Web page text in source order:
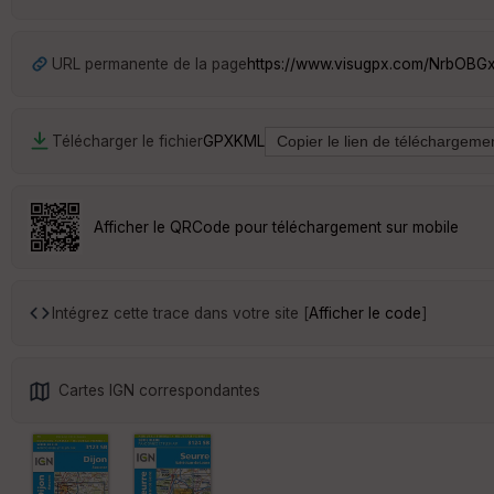
URL permanente de la pagehttps://www.visugpx.com/
Télécharger le fichierGPXKML
Afficher le QRCode pour téléchargement sur mobile
Intégrez cette trace dans votre site [Afficher le code]
Cartes IGN correspondantes